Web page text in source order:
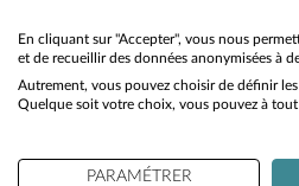
du lundi au vendredi
et de 13h30
NOS PARTENAIRES
No
Yes
En cliquant sur "Accepter", vous nous
et de recueillir des données anonymisées à
Autrement, vous pouvez choisir de définir
Quelque soit votre choix, vous pouvez à
PARAMÉTRER